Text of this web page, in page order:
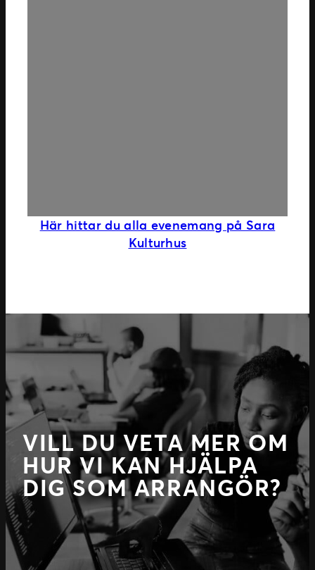
Här hittar du alla evenemang på Sara
Kulturhus
VILL DU VETA MER OM
HUR VI KAN HJÄLPA
DIG SOM ARRANGÖR?